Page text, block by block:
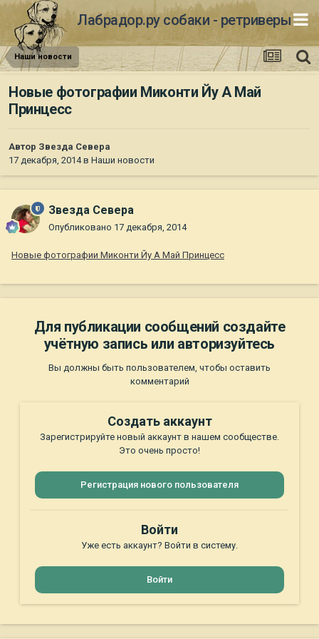
Лабрадор.ру собаки - ретриверы
Наши новости
Новые фотографии Миконти Йу А Май
Принцесс
Автор Звезда Севера
17 декабря, 2014в Наши новости
Звезда Севера
Опубликовано 17 декабря, 2014
Новые фотографии Миконти Йу А Май Принцесс
Для публикации сообщений создайте
учётную запись или авторизуйтесь
Вы должны быть пользователем, чтобы оставить
комментарий
Создать аккаунт
Зарегистрируйте новый аккаунт в нашем сообществе.
Это очень просто!
Регистрация нового пользователя
Войти
Уже есть аккаунт? Войти в систему.
Войти